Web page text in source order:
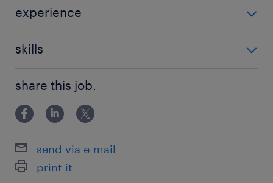
ランスタッドの仲間がたくさんの職場で安心して
つくばエクスプレス線／つくば駅（車15分）
JR常磐線／土浦駅（車20分）
JR常磐線／神立駅（車20分）
休日休暇
土日祝日
experience
skills
ランスタッドなら♪
〇転職時の不安な給与面も
働いた分給料日より前にもらえる
〇スタートから6か月後に有給付与（規定あり）
有給は1日単位でも半日単位でも取得可能です！
share this job.
send via e-mail
print it